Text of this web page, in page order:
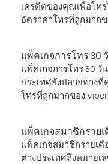
เครดิตของคุณเพื่อโท
อัตราค่าโทรที่ถูกมากข
แพ็คเกจการโทร 30
แพ็คเกจการโทร 30
ประเทศยังปลายทาง
โทรที่ถูกมากของ Viber
แพ็คเกจสมาชิกราย
แพ็คเกจสมาชิกรายเ
ต่างประเทศถึงหมาย